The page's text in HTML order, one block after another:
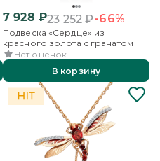
7 928 ₽23 252₽-66%
Подвеска «Сердце» из
красного золота с гранатом
Нет оценок
В корзину